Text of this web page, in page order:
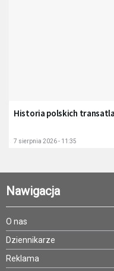
Historia polskich
7 sierpnia 2026 - 11:35
Nawigacja
O nas
Dziennikarze
Reklama